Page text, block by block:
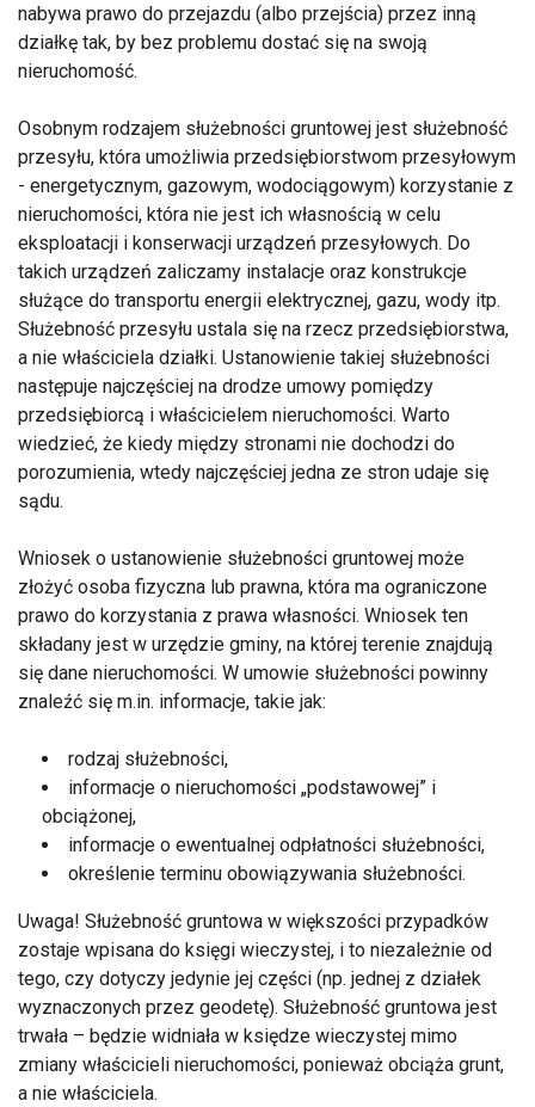
nabywa prawo do przejazdu (albo przejścia) przez inną
działkę tak, by bez problemu dostać się na swoją
nieruchomość.
Osobnym rodzajem służebności gruntowej jest służebność
przesyłu, która umożliwia przedsiębiorstwom przesyłowym
- energetycznym, gazowym, wodociągowym) korzystanie z
nieruchomości, która nie jest ich własnością w celu
eksploatacji i konserwacji urządzeń przesyłowych. Do
takich urządzeń zaliczamy instalacje oraz konstrukcje
służące do transportu energii elektrycznej, gazu, wody itp.
Służebność przesyłu ustala się na rzecz przedsiębiorstwa,
a nie właściciela działki. Ustanowienie takiej służebności
następuje najczęściej na drodze umowy pomiędzy
przedsiębiorcą i właścicielem nieruchomości. Warto
wiedzieć, że kiedy między stronami nie dochodzi do
porozumienia, wtedy najczęściej jedna ze stron udaje się
sądu.
Wniosek o ustanowienie służebności gruntowej może
złożyć osoba fizyczna lub prawna, która ma ograniczone
prawo do korzystania z prawa własności. Wniosek ten
składany jest w urzędzie gminy, na której terenie znajdują
się dane nieruchomości. W umowie służebności powinny
znaleźć się m.in. informacje, takie jak:
rodzaj służebności,
informacje o nieruchomości „podstawowej” i
obciążonej,
informacje o ewentualnej odpłatności służebności,
określenie terminu obowiązywania służebności.
Uwaga! Służebność gruntowa w większości przypadków
zostaje wpisana do księgi wieczystej, i to niezależnie od
tego, czy dotyczy jedynie jej części (np. jednej z działek
wyznaczonych przez geodetę). Służebność gruntowa jest
trwała – będzie widniała w księdze wieczystej mimo
zmiany właścicieli nieruchomości, ponieważ obciąża grunt,
a nie właściciela.